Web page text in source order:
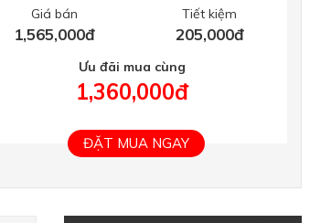
Giá bán
1,565,000đ
Tiết kiệm
205,000đ
Ưu đãi mua cùng
1,360,000đ
ĐẶT MUA NGAY